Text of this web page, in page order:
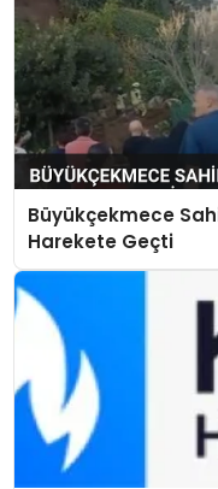
Büyükçekmece
Harekete Geçti